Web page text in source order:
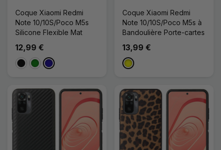
Coque Xiaomi Redmi
Note 10/10S/Poco M5s
Silicone Flexible Mat
12,99 €
NoirVertBleu Foncé
Coque Xiaomi Redmi
Note 10/10S/Poco M5s à
Bandoulière Porte-cartes
13,99 €
Jaune